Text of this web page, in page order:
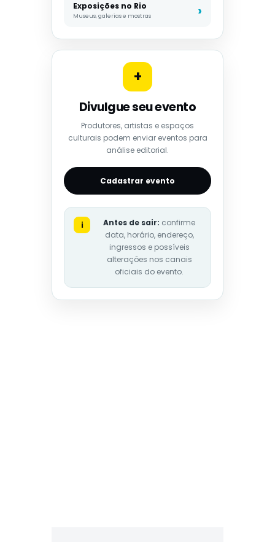
Exposições no Rio
Museus, galerias e mostras
+
Divulgue seu evento
Produtores, artistas e espaços
culturais podem enviar eventos para
análise editorial.
Cadastrar evento
i Antes de sair: confirme
data, horário, endereço,
ingressos e possíveis
alterações nos canais
oficiais do evento.